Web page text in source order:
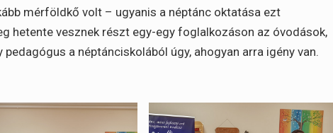
mérföldkő volt – ugyanis a néptánc oktatása ezt
hetente vesznek részt egy-egy foglalkozáson az óvodások,
a néptánciskolából úgy, ahogyan arra igény van.